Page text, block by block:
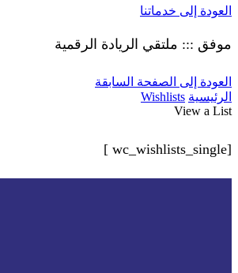
العودة إلى خدماتنا
موفق ::: ملتقي الريادة الرقمية
العودة إلى الصفحة السابقة
الرئيسية Wishlists
View a List
[wc_wishlists_single ]